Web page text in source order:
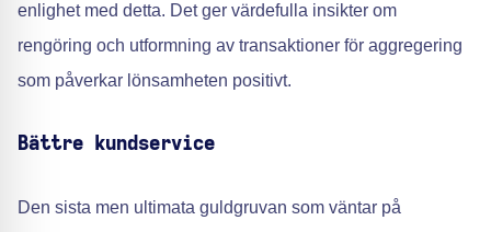
enlighet med detta. Det ger värdefulla insikter om
rengöring och utformning av transaktioner för aggregering
som påverkar lönsamheten positivt.
Bättre kundservice
Den sista men ultimata guldgruvan som väntar på